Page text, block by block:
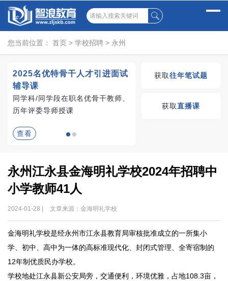
您当前位置： 首页 > 学校招聘 > 永州
2025名优特骨干人才引进面试
辅导课
同学科/同学段在职名优骨干教师、
历年评委导师授课
查看
湖南教师招聘考试优
获取往年笔试题
获取直播课
永州江永县金海明礼学校2024年招聘中
小学教师41人
2024-01-28 | 文章来源：金海明礼学校
金海明礼学校是经永州市江永县教育局审核批准成立的一所集小
学、初中、高中为一体的高标准现代化、封闭式管理、全寄宿制的
12年制优质民办学校。
学校地处江永县新公安局旁，交通便利，环境优雅，占地108.3亩，